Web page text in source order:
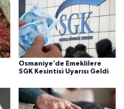
Osmaniye’de Emeklilere
SGK Kesintisi Uyarısı Geldi